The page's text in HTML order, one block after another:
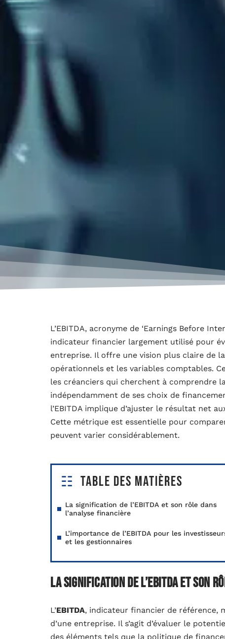
L’EBITDA, acronyme de ‘Earnings Before
indicateur financier largement utilisé pour
entreprise. Il offre une vision plus claire de
opérationnels et les variables comptables.
les créanciers qui cherchent à comprendre
indépendamment de ses choix de
l’EBITDA implique d’ajuster le résultat net
Cette métrique est essentielle pour
peuvent varier considérablement.
Table des matières
La signification de l’EBITDA et son rôle dans
l’analyse financière
L’importance de l’EBITDA pour les
et les gestionnaires
La signification de l’EBITDA et son
L’EBITDA, indicateur financier de référence,
d’une entreprise. Il s’agit d’évaluer le
des éléments tels que la politique de